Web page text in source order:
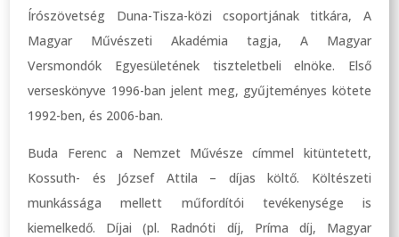
Írószövetség Duna-Tisza-közi csoportjának titkára, A
Magyar Művészeti Akadémia tagja, A Magyar
Versmondók Egyesületének tiszteletbeli elnöke. Első
verseskönyve 1996-ban jelent meg, gyűjteményes kötete
1992-ben, és 2006-ban.
Buda Ferenc a Nemzet Művésze címmel kitüntetett,
Kossuth- és József Attila – díjas költő. Költészeti
munkássága mellett műfordítói tevékenysége is
kiemelkedő. Díjai (pl. Radnóti díj, Príma díj, Magyar